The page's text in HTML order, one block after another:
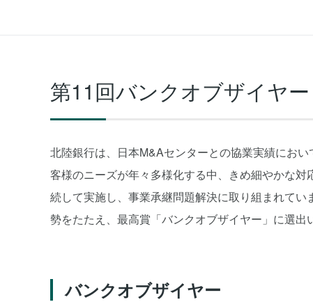
第11回バンクオブザイヤー
北陸銀行は、日本M&Aセンターとの協業実績にお
客様のニーズが年々多様化する中、きめ細やかな
続して実施し、事業承継問題解決に取り組まれて
勢をたたえ、最高賞「バンクオブザイヤー」に選出
バンクオブザイヤー